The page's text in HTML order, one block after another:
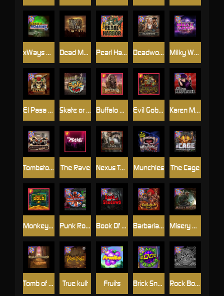
Dead Men Walking
Munchies
Skate or Die
Nexus Tombstone RIP
Tombstone No Mercy
Book Of Shadows
Rock Bottom
The Cage
El Pasa Gunfight xNudge
Brick Snake 2000
Monkey's Gold xPays Barbarian Fury
Tomb of Akhenaten
Evil Goblins xBomb
Fruits
Deadwood xNudge
Buffalo Hunter
Punk Rocker
Milky Ways
Pearl Harbor
Misery Mining
xWays Hoarder xSplit
Karen Maneater
True kult
The Rave